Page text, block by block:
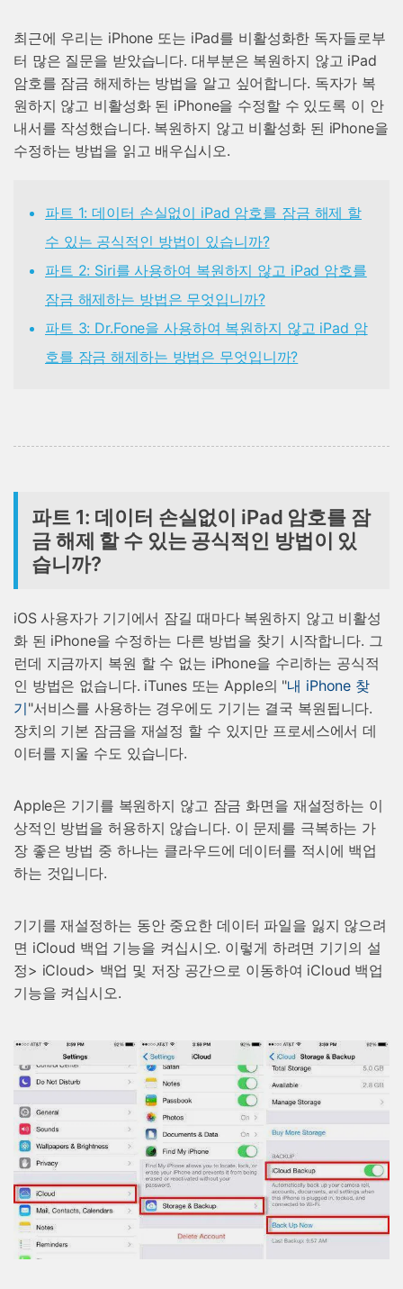
최근에 우리는 iPhone 또는 iPad를 비활성화한 독자들로부
터 많은 질문을 받았습니다. 대부분은 복원하지 않고 iPad
암호를 잠금 해제하는 방법을 알고 싶어합니다. 독자가 복
원하지 않고 비활성화 된 iPhone을 수정할 수 있도록 이 안
내서를 작성했습니다. 복원하지 않고 비활성화 된 iPhone을
수정하는 방법을 읽고 배우십시오.
파트 1: 데이터 손실없이 iPad 암호를 잠금 해제 할
수 있는 공식적인 방법이 있습니까?
파트 2: Siri를 사용하여 복원하지 않고 iPad 암호를
잠금 해제하는 방법은 무엇입니까?
파트 3: Dr.Fone을 사용하여 복원하지 않고 iPad 암
호를 잠금 해제하는 방법은 무엇입니까?
파트 1: 데이터 손실없이 iPad 암호를 잠
금 해제 할 수 있는 공식적인 방법이 있
습니까?
iOS 사용자가 기기에서 잠길 때마다 복원하지 않고 비활성
화 된 iPhone을 수정하는 다른 방법을 찾기 시작합니다. 그
런데 지금까지 복원 할 수 없는 iPhone을 수리하는 공식적
인 방법은 없습니다. iTunes 또는 Apple의 "내 iPhone 찾
기"서비스를 사용하는 경우에도 기기는 결국 복원됩니다.
장치의 기본 잠금을 재설정 할 수 있지만 프로세스에서 데
이터를 지울 수도 있습니다.
Apple은 기기를 복원하지 않고 잠금 화면을 재설정하는 이
상적인 방법을 허용하지 않습니다. 이 문제를 극복하는 가
장 좋은 방법 중 하나는 클라우드에 데이터를 적시에 백업
하는 것입니다.
기기를 재설정하는 동안 중요한 데이터 파일을 잃지 않으려
면 iCloud 백업 기능을 켜십시오. 이렇게 하려면 기기의 설
정> iCloud> 백업 및 저장 공간으로 이동하여 iCloud 백업
기능을 켜십시오.